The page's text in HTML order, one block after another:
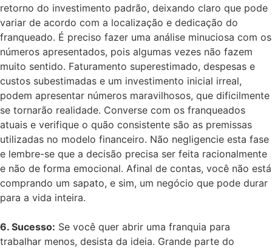
retorno do investimento padrão, deixando claro que pode
variar de acordo com a localização e dedicação do
franqueado. É preciso fazer uma análise minuciosa com os
números apresentados, pois algumas vezes não fazem
muito sentido. Faturamento superestimado, despesas e
custos subestimadas e um investimento inicial irreal,
podem apresentar números maravilhosos, que dificilmente
se tornarão realidade. Converse com os franqueados
atuais e verifique o quão consistente são as premissas
utilizadas no modelo financeiro. Não negligencie esta fase
e lembre-se que a decisão precisa ser feita racionalmente
e não de forma emocional. Afinal de contas, você não está
comprando um sapato, e sim, um negócio que pode durar
para a vida inteira.
6. Sucesso: Se você quer abrir uma franquia para
trabalhar menos, desista da ideia. Grande parte do